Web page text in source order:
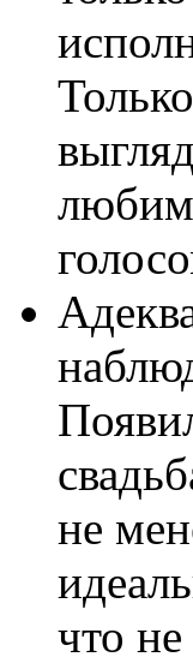
не
что